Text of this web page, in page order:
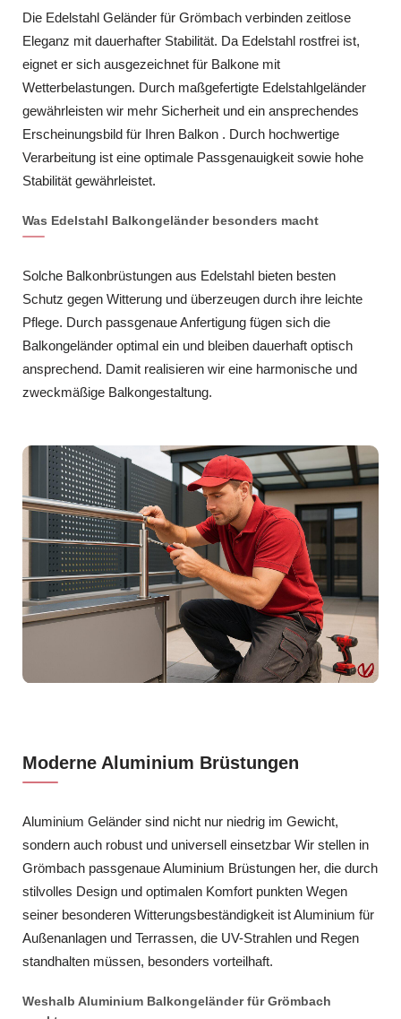
Die Edelstahl Geländer für Grömbach verbinden zeitlose
Eleganz mit dauerhafter Stabilität. Da Edelstahl rostfrei ist,
eignet er sich ausgezeichnet für Balkone mit
Wetterbelastungen. Durch maßgefertigte Edelstahlgeländer
gewährleisten wir mehr Sicherheit und ein ansprechendes
Erscheinungsbild für Ihren Balkon . Durch hochwertige
Verarbeitung ist eine optimale Passgenauigkeit sowie hohe
Stabilität gewährleistet.
Was Edelstahl Balkongeländer besonders macht
Solche Balkonbrüstungen aus Edelstahl bieten besten
Schutz gegen Witterung und überzeugen durch ihre leichte
Pflege. Durch passgenaue Anfertigung fügen sich die
Balkongeländer optimal ein und bleiben dauerhaft optisch
ansprechend. Damit realisieren wir eine harmonische und
zweckmäßige Balkongestaltung.
Moderne Aluminium Brüstungen
Aluminium Geländer sind nicht nur niedrig im Gewicht,
sondern auch robust und universell einsetzbar Wir stellen in
Grömbach passgenaue Aluminium Brüstungen her, die durch
stilvolles Design und optimalen Komfort punkten Wegen
seiner besonderen Witterungsbeständigkeit ist Aluminium für
Außenanlagen und Terrassen, die UV-Strahlen und Regen
standhalten müssen, besonders vorteilhaft.
Weshalb Aluminium Balkongeländer für Grömbach